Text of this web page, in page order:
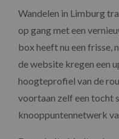
Wandelen in Limburg
op gang met een
box heeft nu een frisse,
de website kregen een
hoogteprofiel van de
voortaan zelf een tocht
knooppuntennetwerk